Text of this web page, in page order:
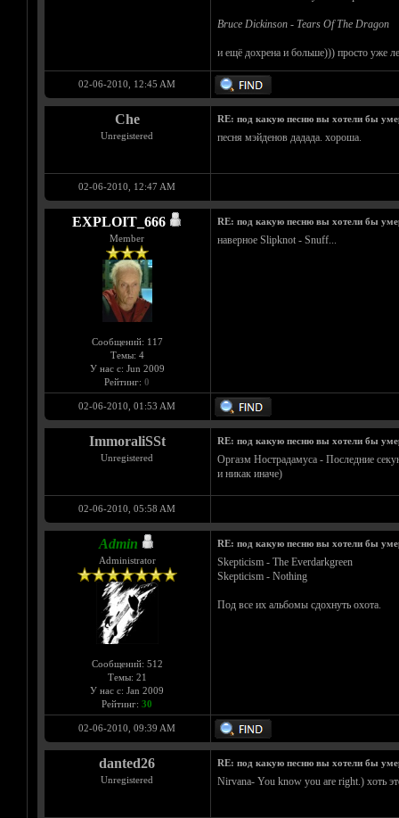
Bruce Dickinson - Tears Of The Dragon
и ещё дохрена и больше))) просто уже
02-06-2010, 12:45 AM
Che
Unregistered
RE: под какую песню вы хотели бы
песня мэйденов дадада. хороша.
02-06-2010, 12:47 AM
EXPLOIT_666
Member
Сообщений: 117
Темы: 4
У нас с: Jun 2009
Рейтинг: 0
RE: под какую песню вы хотели бы
наверное Slipknot - Snuff...
02-06-2010, 01:53 AM
ImmoraliSSt
Unregistered
RE: под какую песню вы хотели бы
Оргазм Нострадамуса - Последние
и никак иначе)
02-06-2010, 05:58 AM
Admin
Administrator
Сообщений: 512
Темы: 21
У нас с: Jan 2009
Рейтинг: 30
RE: под какую песню вы хотели бы
Skepticism - The Everdarkgreen
Skepticism - Nothing
Под все их альбомы сдохнуть охота.
02-06-2010, 09:39 AM
danted26
Unregistered
RE: под какую песню вы хотели бы
Nirvana- You know you are right.) хоть